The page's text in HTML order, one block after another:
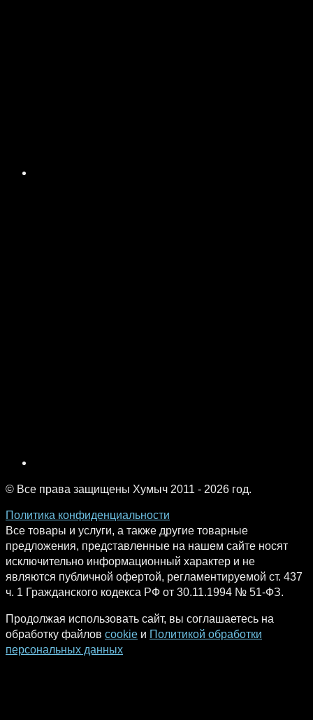
© Все права защищены Хумыч 2011 - 2026 год.
Политика конфиденциальности
Все товары и услуги, а также другие товарные
предложения, представленные на нашем сайте носят
исключительно информационный характер и не
являются публичной офертой, регламентируемой ст. 437
ч. 1 Гражданского кодекса РФ от 30.11.1994 № 51-ФЗ.
Продолжая использовать сайт, вы соглашаетесь на
обработку файлов cookie и Политикой обработки
персональных данных